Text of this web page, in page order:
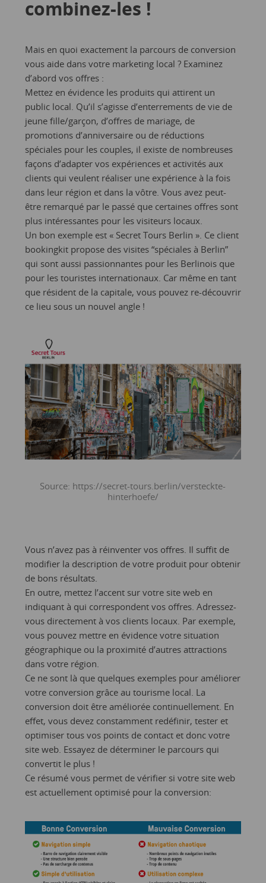
combinez-les !
Mais en quoi exactement la parcours de conversion
vous aide dans votre marketing local ? Examinez
d’abord vos offres :
Mettez en évidence les produits qui attirent un
public local. Qu’il s’agisse d’enterrements de vie de
jeune fille/garçon, d’offres de mariage, de
promotions d’anniversaire ou de réductions
spéciales pour les couples, il existe de nombreuses
façons d’adapter vos expériences et activités aux
clients qui veulent réaliser une expérience à la fois
dans leur région et dans la vôtre. Vous avez peut-
être remarqué par le passé que certaines offres sont
plus intéressantes pour les visiteurs locaux.
Un bon exemple est « Secret Tours Berlin ». Ce client
bookingkit propose des visites “spéciales à Berlin”
qui sont aussi passionnantes pour les Berlinois que
pour les touristes internationaux. Car même en tant
que résident de la capitale, vous pouvez re-découvrir
ce lieu sous un nouvel angle !
Source: https://secret-tours.berlin/versteckte-
hinterhoefe/
Vous n’avez pas à réinventer vos offres. Il suffit de
modifier la description de votre produit pour obtenir
de bons résultats.
En outre, mettez l’accent sur votre site web en
indiquant à qui correspondent vos offres. Adressez-
vous directement à vos clients locaux. Par exemple,
vous pouvez mettre en évidence votre situation
géographique ou la proximité d’autres attractions
dans votre région.
Ce ne sont là que quelques exemples pour améliorer
votre conversion grâce au tourisme local. La
conversion doit être améliorée continuellement. En
effet, vous devez constamment redéfinir, tester et
optimiser tous vos points de contact et donc votre
site web. Essayez de déterminer le parcours qui
convertit le plus !
Ce résumé vous permet de vérifier si votre site web
est actuellement optimisé pour la conversion: